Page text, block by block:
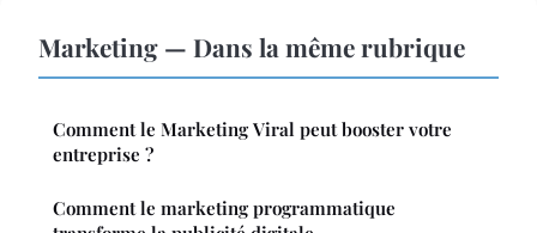
Marketing — Dans la même rubrique
Comment le Marketing Viral peut booster votre
entreprise ?
Comment le marketing programmatique